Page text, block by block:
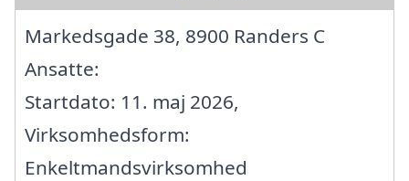
Markedsgade 38, 8900 Randers C
Ansatte:
Startdato: 11. maj 2026,
Virksomhedsform:
Enkeltmandsvirksomhed